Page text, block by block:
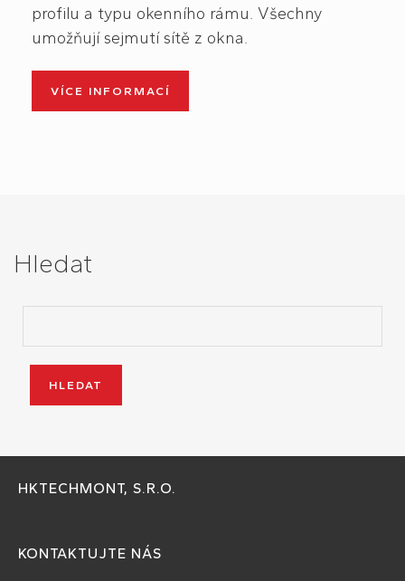
profilu a typu okenního rámu. Všechny
umožňují sejmutí sítě z okna.
VÍCE INFORMACÍ
Hledat
HKTECHMONT, S.R.O.
KONTAKTUJTE NÁS